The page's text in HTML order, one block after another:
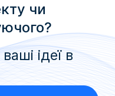
чи
ідеї в